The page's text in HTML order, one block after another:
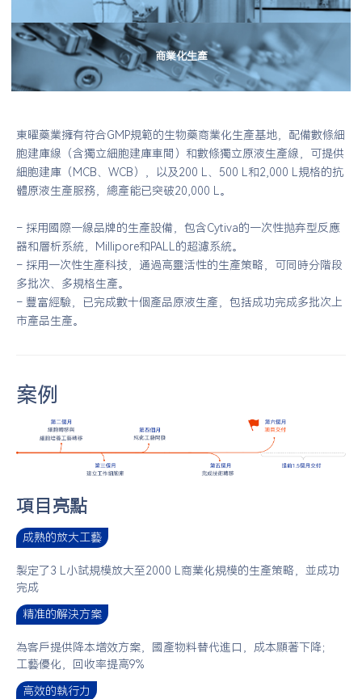
商業化生產
東曜藥業擁有符合GMP規範的生物藥商業化生產基地，配備數條細
胞建庫線（含獨立細胞建庫車間）和數條獨立原液生產線，可提供
細胞建庫（MCB、WCB），以及200 L、500 L和2,000 L規格的抗
體原液生產服務，總產能已突破20,000 L。
– 採用國際一線品牌的生產設備，包含Cytiva的一次性拋弃型反應
器和層析系統，Millipore和PALL的超濾系統。
– 採用一次性生產科技，通過高靈活性的生產策略，可同時分階段
多批次、多規格生產。
– 豐富經驗，已完成數十個產品原液生產，包括成功完成多批次上
市產品生產。
案例
項目亮點
成熟的放大工藝
製定了3 L小試規模放大至2000 L商業化規模的生產策略，並成功
完成
精准的解決方案
為客戶提供降本增效方案，國產物料替代進口，成本顯著下降；
工藝優化，回收率提高9%
高效的執行力